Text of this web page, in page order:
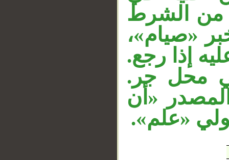
من الشرط
«صيام»،
إذا رجع.
محل جر.
«أن
«علم».